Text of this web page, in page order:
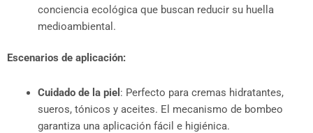
conciencia ecológica que buscan reducir su huella
medioambiental.
Escenarios de aplicación:
Cuidado de la piel : Perfecto para cremas hidratantes,
sueros, tónicos y aceites. El mecanismo de bombeo
garantiza una aplicación fácil e higiénica.